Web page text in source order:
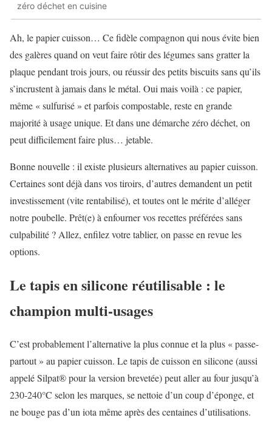
zéro déchet en cuisine
Ah, le papier cuisson… Ce fidèle compagnon qui nous évite bien
des galères quand on veut faire rôtir des légumes sans gratter la
plaque pendant trois jours, ou réussir des petits biscuits sans qu’ils
s’incrustent à jamais dans le métal. Oui mais voilà : ce papier,
même « sulfurisé » et parfois compostable, reste en grande
majorité à usage unique. Et dans une démarche zéro déchet, on
peut difficilement faire plus… jetable.
Bonne nouvelle : il existe plusieurs alternatives au papier cuisson.
Certaines sont déjà dans vos tiroirs, d’autres demandent un petit
investissement (vite rentabilisé), et toutes ont le mérite d’alléger
notre poubelle. Prêt(e) à enfourner vos recettes préférées sans
culpabilité ? Allez, enfilez votre tablier, on passe en revue les
options.
Le tapis en silicone réutilisable : le
champion multi-usages
C’est probablement l’alternative la plus connue et la plus « passe-
partout » au papier cuisson. Le tapis de cuisson en silicone (aussi
appelé Silpat® pour la version brevetée) peut aller au four jusqu’à
230-240°C selon les marques, se nettoie d’un coup d’éponge, et
ne bouge pas d’un iota même après des centaines d’utilisations.